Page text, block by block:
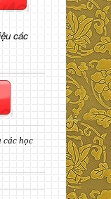
các
các học